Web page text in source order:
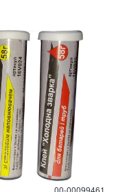
00-00099461